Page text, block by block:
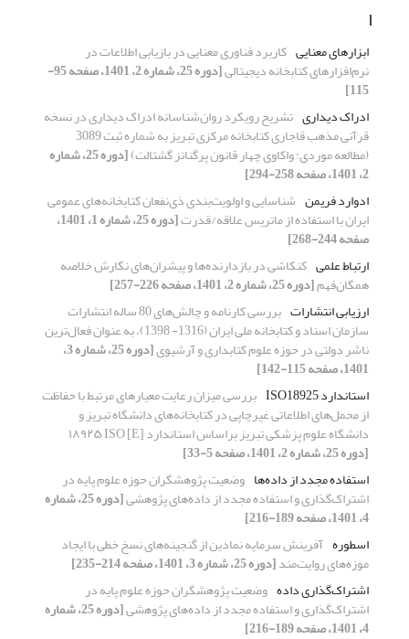
ا
ابزارهای معنایی کاربرد فناوری معنایی در بازیابی اطلاعات در
نرم‌افزارهای کتابخانه دیجیتالی [دوره 25، شماره 2، 1401، صفحه 95-
115]
ادراک دیداری تشریح رویکرد روان‌شناسانه ادراک دیداری در نسخه
قرآنی مذهب قاجاری کتابخانه مرکزی تبریز به شماره ثبت 3089
(مطالعه موردی: واکاوی چهار قانون پرگنانز گشتالت) [دوره 25، شماره
2، 1401، صفحه 258-294]
ادوارد فریمن شناسایی و اولویت‌بندی ذی‌نفعان کتابخانه‌های عمومی
ایران با استفاده از ماتریس علاقه/قدرت [دوره 25، شماره 1، 1401،
صفحه 244-268]
ارتباط علمی کنکاشی در بازدارنده‌ها و پیشران‌های نگارش خلاصه
همگان‌فهم[دوره 25، شماره 2، 1401، صفحه 226-257]
ارزیابی انتشارات
بررسی کارنامه و چالش‌های 80 ساله انتشارات
سازمان اسناد و کتابخانه ملی ایران (1316- 1398)، به عنوان فعال‌ترین
ناشر دولتی در حوزه علوم کتابداری و آرشیوی [دوره 25، شماره 3،
1401، صفحه 115-142]
استاندارد ISO18925
بررسی میزان رعایت معیار‌های مرتبط با حفاظت
از محمل‌های اطلاعاتی غیرچاپی در کتابخانه‌‌های دانشگاه تبریز و
دانشگاه علوم ‌پزشکی تبریز براساس استاندارد [E] ۱۸۹۲۵ ISO
[دوره 25، شماره 2، 1401، صفحه 5-33]
استفاده مجدد از داده‌ها وضعیت پژوهشگران حوزه علوم پایه در
اشتراک‌گذاری و استفاده مجدد از داده‌های پژوهشی [دوره 25، شماره
4، 1401، صفحه 189-216]
اسطوره آفرینش سرمایه نمادین از گنجینه‌های نسخ خطی با ایجاد
موزه‌های روایت‌مند[دوره 25، شماره 3، 1401، صفحه 214-235]
اشتراک‌گذاری داده وضعیت پژوهشگران حوزه علوم پایه در
اشتراک‌گذاری و استفاده مجدد از داده‌های پژوهشی [دوره 25، شماره
4، 1401، صفحه 189-216]